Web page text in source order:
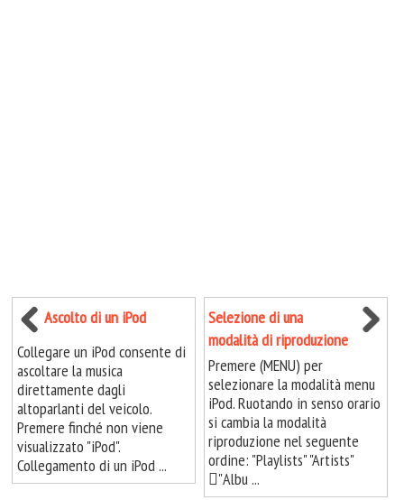
Ascolto di un iPod
Collegare un iPod consente di
ascoltare la musica
direttamente dagli
altoparlanti del veicolo.
Premere finché non viene
visualizzato "iPod".
Collegamento di un iPod ...
Selezione di una
modalità di riproduzione
Premere (MENU) per
selezionare la modalità menu
iPod. Ruotando in senso orario
si cambia la modalità
riproduzione nel seguente
ordine: "Playlists" "Artists"
"Albu ...